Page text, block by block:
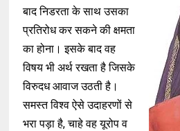
बाद निडरता के साथ उसका
प्रतिरोध कर सकने की क्षमता
का होना। इसके बाद वह
विषय भी अर्थ रखता है जिसके
विरुदध आवाज उठती है।
समस्त विश्व ऐसे उदाहरणों से
भरा पड़ा है, चाहे वह यूरोप व